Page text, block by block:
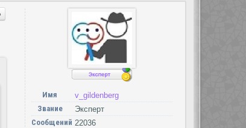
Имя
v_gildenberg
Звание
Эксперт
Сообщений 22036